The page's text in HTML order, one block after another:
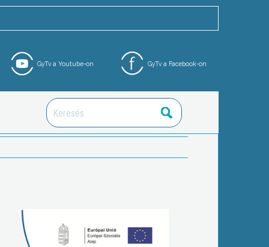
GyTv a Facebook-on
GyTv a Youtube-on